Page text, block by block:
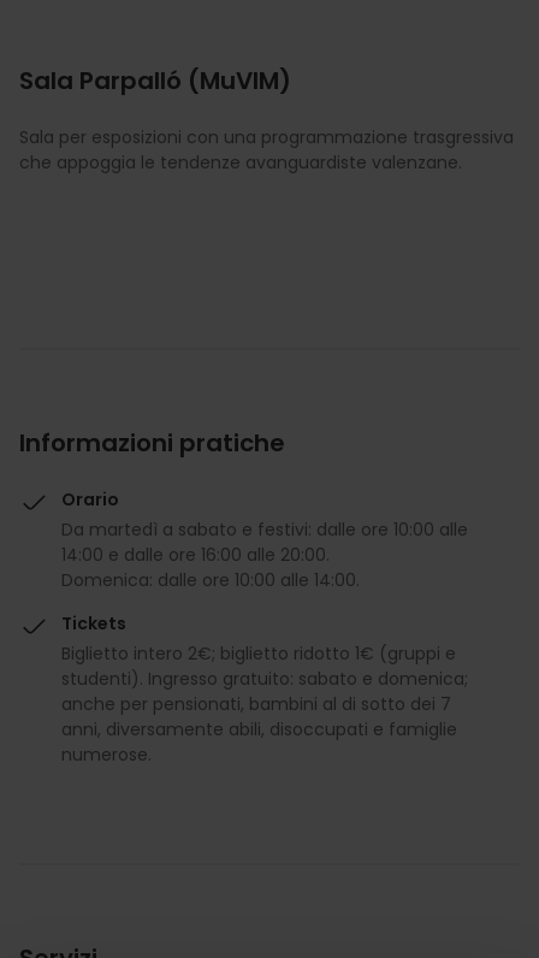
Sala Parpalló (MuVIM)
Sala per esposizioni con una programmazione trasgressiva
che appoggia le tendenze avanguardiste valenzane.
Informazioni pratiche
Orario
Da martedì a sabato e festivi: dalle ore 10:00 alle
14:00 e dalle ore 16:00 alle 20:00.
Domenica: dalle ore 10:00 alle 14:00.
Tickets
Biglietto intero 2€; biglietto ridotto 1€ (gruppi e
studenti). Ingresso gratuito: sabato e domenica;
anche per pensionati, bambini al di sotto dei 7
anni, diversamente abili, disoccupati e famiglie
numerose.